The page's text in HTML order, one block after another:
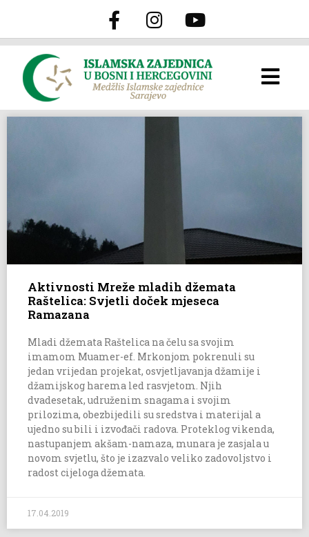
Aktivnosti Mreže mladih džemata
Raštelica: Svjetli doček mjeseca
Ramazana
Mladi džemata Raštelica na čelu sa svojim
imamom Muamer-ef. Mrkonjom pokrenuli su
jedan vrijedan projekat, osvjetljavanja džamije i
džamijskog harema led rasvjetom. Njih
dvadesetak, udruženim snagama i svojim
prilozima, obezbijedili su sredstva i materijal a
ujedno su bili i izvođači radova. Proteklog vikenda,
nastupanjem akšam-namaza, munara je zasjala u
novom svjetlu, što je izazvalo veliko zadovoljstvo i
radost cijeloga džemata.
17.04.2019